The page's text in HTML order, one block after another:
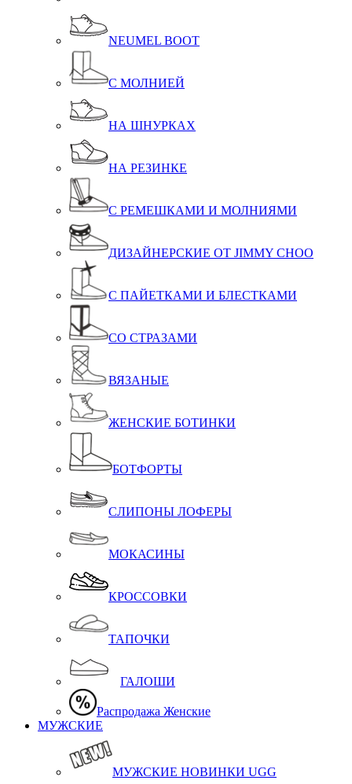
NEUMEL BOOT
С МОЛНИЕЙ
НА ШНУРКАХ
НА РЕЗИНКЕ
С РЕМЕШКАМИ И МОЛНИЯМИ
ДИЗАЙНЕРСКИЕ ОТ JIMMY CHOO
С ПАЙЕТКАМИ И БЛЕСТКАМИ
СО СТРАЗАМИ
ВЯЗАНЫЕ
ЖЕНСКИЕ БОТИНКИ
БОТФОРТЫ
СЛИПОНЫ ЛОФЕРЫ
МОКАСИНЫ
КРОССОВКИ
ТАПОЧКИ
ГАЛОШИ
Распродажа Женские
МУЖСКИЕ
МУЖСКИЕ НОВИНКИ UGG